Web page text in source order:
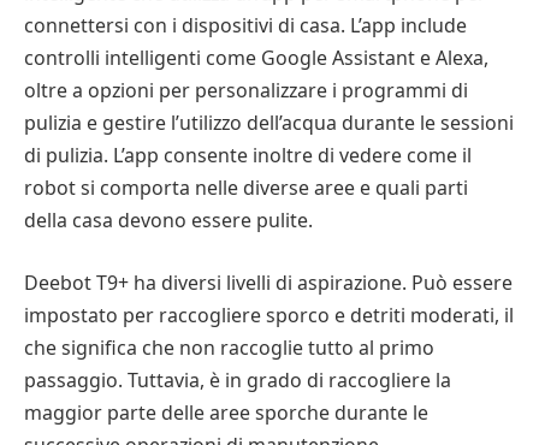
connettersi con i dispositivi di casa. L’app include
controlli intelligenti come Google Assistant e Alexa,
oltre a opzioni per personalizzare i programmi di
pulizia e gestire l’utilizzo dell’acqua durante le sessioni
di pulizia. L’app consente inoltre di vedere come il
robot si comporta nelle diverse aree e quali parti
della casa devono essere pulite.
Deebot T9+ ha diversi livelli di aspirazione. Può essere
impostato per raccogliere sporco e detriti moderati, il
che significa che non raccoglie tutto al primo
passaggio. Tuttavia, è in grado di raccogliere la
maggior parte delle aree sporche durante le